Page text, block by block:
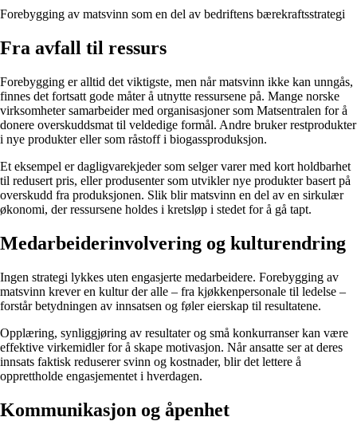
Forebygging av matsvinn som en del av bedriftens bærekraftsstrategi
Fra avfall til ressurs
Forebygging er alltid det viktigste, men når matsvinn ikke kan unngås,
finnes det fortsatt gode måter å utnytte ressursene på. Mange norske
virksomheter samarbeider med organisasjoner som Matsentralen for å
donere overskuddsmat til veldedige formål. Andre bruker restprodukter
i nye produkter eller som råstoff i biogassproduksjon.
Et eksempel er dagligvarekjeder som selger varer med kort holdbarhet
til redusert pris, eller produsenter som utvikler nye produkter basert på
overskudd fra produksjonen. Slik blir matsvinn en del av en sirkulær
økonomi, der ressursene holdes i kretsløp i stedet for å gå tapt.
Medarbeiderinvolvering og kulturendring
Ingen strategi lykkes uten engasjerte medarbeidere. Forebygging av
matsvinn krever en kultur der alle – fra kjøkkenpersonale til ledelse –
forstår betydningen av innsatsen og føler eierskap til resultatene.
Opplæring, synliggjøring av resultater og små konkurranser kan være
effektive virkemidler for å skape motivasjon. Når ansatte ser at deres
innsats faktisk reduserer svinn og kostnader, blir det lettere å
opprettholde engasjementet i hverdagen.
Kommunikasjon og åpenhet